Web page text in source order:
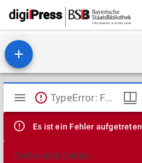
Mirador
Viewer
TypeError: Failed to fetch
Es ist ein Fehler aufgetreten
Technische Details